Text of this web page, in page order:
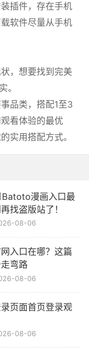
插件，存在手机
软件尽量从手机
，想要找到完美
。
品类，搭配1至3
看体验的最优
实用搭配方式。
漫画入口最
找盗版站了！
08-06
入口在哪？这篇
弯路
08-06
页面首页登录观
08-06